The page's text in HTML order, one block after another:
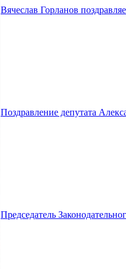
Вячеслав Горланов
Поздравление депутата
Председатель